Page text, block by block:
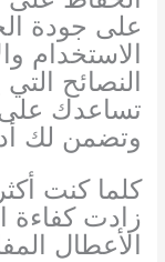
على جودة
الاستخدام
النصائح
تساعدك على
وتضمن لك
كلما كنت
زادت كفاءة
الأعطال